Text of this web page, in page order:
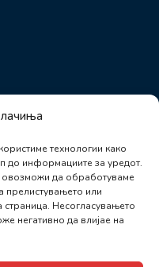
технологии како
до информациите за уредот.
овозможи да обработуваме
прелистувањето или
Несогласувањето
негативно да влијае на